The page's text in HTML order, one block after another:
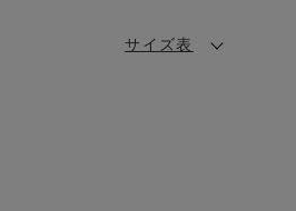
サイズ表